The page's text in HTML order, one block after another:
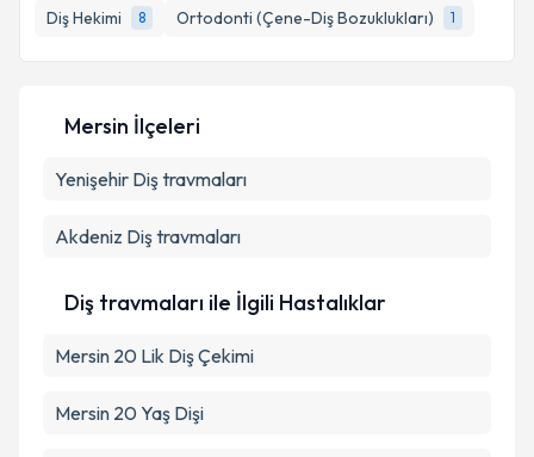
Diş Hekimi
8 Ortodonti (Çene-Diş Bozuklukları) 1
E-posta Adresiniz
Metni'ni okudum ve kişisel verilerimin belirtilen
Mersin İlçeleri
Yenişehir Diş travmaları
Akdeniz Diş travmaları
Diş travmaları ile İlgili Hastalıklar
Mersin 20 Lik Diş Çekimi
Mersin 20 Yaş Dişi